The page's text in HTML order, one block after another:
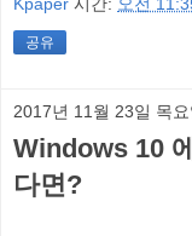
공유
2017년 11월 23일 목요
Windows 10
다면?